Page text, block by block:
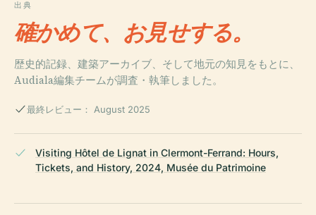
出典
確かめて、お見せする。
歴史的記録、建築アーカイブ、そして地元の知見をもとに、
Audiala編集チームが調査・執筆しました。
最終レビュー： August 2025
Visiting Hôtel de Lignat in Clermont-Ferrand: Hours,
Tickets, and History, 2024, Musée du Patrimoine